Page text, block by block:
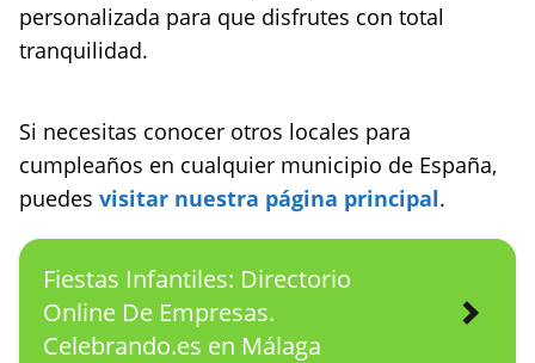
personalizada para que disfrutes con total
tranquilidad.
Si necesitas conocer otros locales para
cumpleaños en cualquier municipio de España,
puedes visitar nuestra página principal.
Fiestas Infantiles: Directorio
Online De Empresas.
Celebrando.es en Málaga